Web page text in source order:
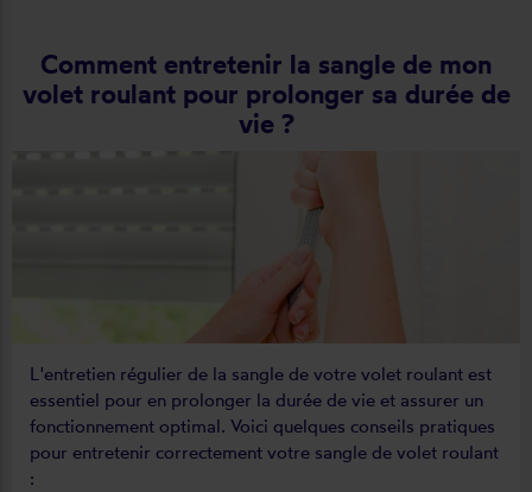
Comment entretenir la sangle de mon
volet roulant pour prolonger sa durée de
vie ?
L'entretien régulier de la sangle de votre volet roulant est
essentiel pour en prolonger la durée de vie et assurer un
fonctionnement optimal. Voici quelques conseils pratiques
pour entretenir correctement votre sangle de volet roulant
: